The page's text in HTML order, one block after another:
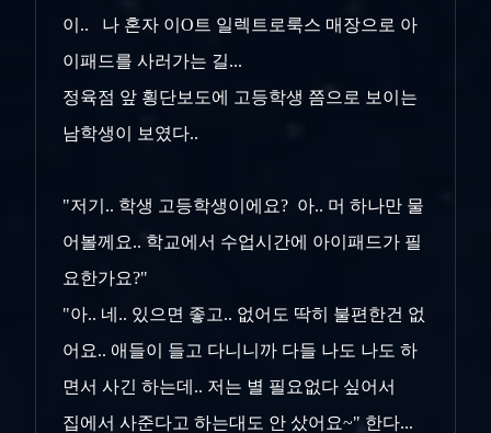
이.. 나 혼자 이O트 일렉트로룩스 매장으로 아
이패드를 사러가는 길...
정육점 앞 횡단보도에 고등학생 쯤으로 보이는
남학생이 보였다..
"저기.. 학생 고등학생이에요? 아.. 머 하나만 물
어볼께요.. 학교에서 수업시간에 아이패드가 필
요한가요?"
"아.. 네.. 있으면 좋고.. 없어도 딱히 불편한건 없
어요.. 애들이 들고 다니니까 다들 나도 나도 하
면서 사긴 하는데.. 저는 별 필요없다 싶어서
집에서 사준다고 하는대도 안 샀어요~" 한다...